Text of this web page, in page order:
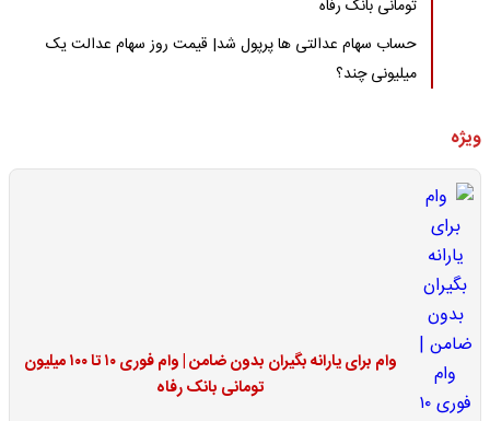
تومانی بانک رفاه
حساب سهام عدالتی ها پرپول شد| قیمت روز سهام عدالت یک
میلیونی چند؟
ویژه
وام برای یارانه بگیران بدون ضامن | وام فوری ۱۰ تا ۱۰۰ میلیون
تومانی بانک رفاه